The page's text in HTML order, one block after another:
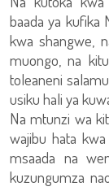
baada ya kufika
kwa shangwe,
muongo, na
toleaneni
usiku hali ya
Na mtunzi wa
wajibu hata
msaada na
kuzungumza